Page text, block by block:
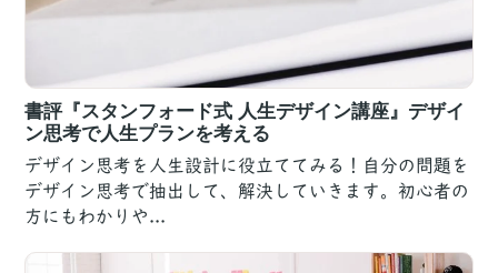
書評『スタンフォード式 人生デザイン講座』デザイ
ン思考で人生プランを考える
デザイン思考を人生設計に役立ててみる！自分の問題を
デザイン思考で抽出して、解決していきます。初心者の
方にもわかりや...